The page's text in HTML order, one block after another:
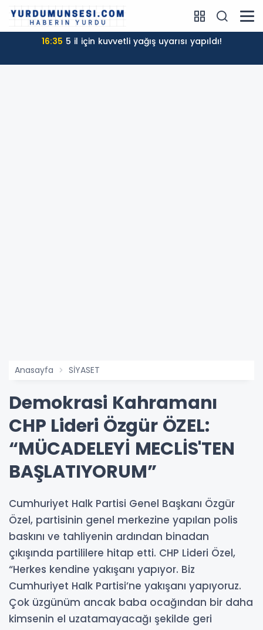
16:35 5 il için kuvvetli yağış uyarısı yapıldı!
Anasayfa SİYASET
Demokrasi Kahramanı
CHP Lideri Özgür ÖZEL:
“MÜCADELEYİ MECLİS'TEN
BAŞLATIYORUM”
Cumhuriyet Halk Partisi Genel Başkanı Özgür
Özel, partisinin genel merkezine yapılan polis
baskını ve tahliyenin ardından binadan
çıkışında partililere hitap etti. CHP Lideri Özel,
“Herkes kendine yakışanı yapıyor. Biz
Cumhuriyet Halk Partisi’ne yakışanı yapıyoruz.
Çok üzgünüm ancak baba ocağından bir daha
kimsenin el uzatamayacağı şekilde geri